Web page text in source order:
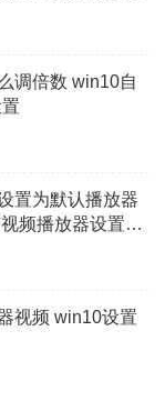
调倍数 win10自
置为默认播放器
频播放器设置为
视频 win10设置